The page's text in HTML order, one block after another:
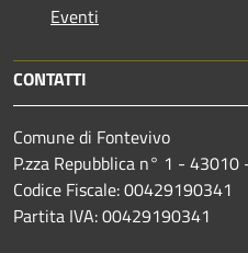
Eventi
CONTATTI
Comune di Fontevivo
P.zza Repubblica n° 1 - 43010
Codice Fiscale: 00429190341
Partita IVA: 00429190341